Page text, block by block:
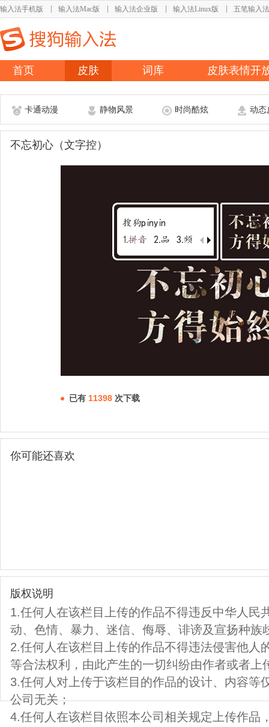
输入法手机版 输入法Mac版 输入法企业版 输入法Linux版 五笔输入法
首页 皮肤 词库 皮肤表情开
卡通动漫 静物风景 时尚酷炫 动态
不忘初心（文字控）
已有 11398 次下载
你可能还喜欢
版权说明
1.任何人在该栏目上传的作品不得违反中华人民
动、色情、暴力、迷信、侮辱、诽谤及宣扬种族
2.任何人在该栏目上传的作品不得违法侵害他人
等合法权利，由此产生的一切纠纷由作者或者上
3.任何人对上传于该栏目的作品的设计、内容等
公司无关；
4.任何人在该栏目依照本公司相关规定上传作品